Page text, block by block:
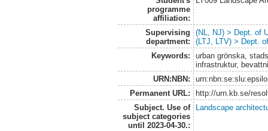
programme
affiliation:
Supervising
department:
(NL, NJ) > Dept. of
(LTJ, LTV) > Dept.
Keywords:
urban grönska,
infrastruktur,
URN:NBN:
Permanent URL:
http://urn.kb.se/
Subject. Use of
subject categories
until 2023-04-30.:
Landscape